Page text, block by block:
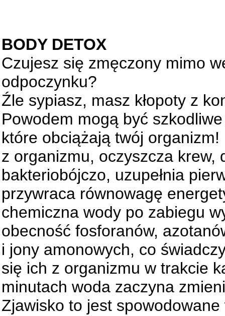
BODY DETOX
Czujesz się zmęczony mimo
odpoczynku?
Źle sypiasz, masz kłopoty z
Powodem mogą być
które obciążają twój
z organizmu, oczyszcza krew,
bakteriobójczo, uzupełnia
przywraca równowagę
chemiczna wody po zabiegu
obecność fosforanów,
i jony amonowych, co
się ich z organizmu w trakcie
minutach woda zaczyna
Zjawisko to jest